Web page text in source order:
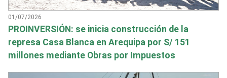
01/07/2026
PROINVERSIÓN: se inicia construcción de la
represa Casa Blanca en Arequipa por S/ 151
millones mediante Obras por Impuestos